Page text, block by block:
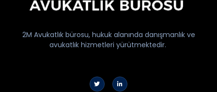
2M Avukatlık bürosu, hukuk alanında danışmanlık ve
avukatlık hizmetleri yürütmektedir.